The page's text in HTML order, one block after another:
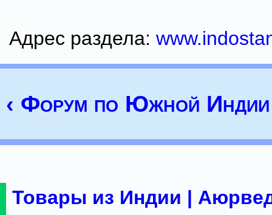
Адрес раздела:
‹ Форум по Южной
Товары из Индии |